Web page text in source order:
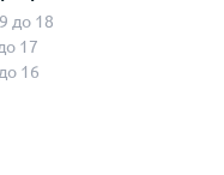
до 18
17
16